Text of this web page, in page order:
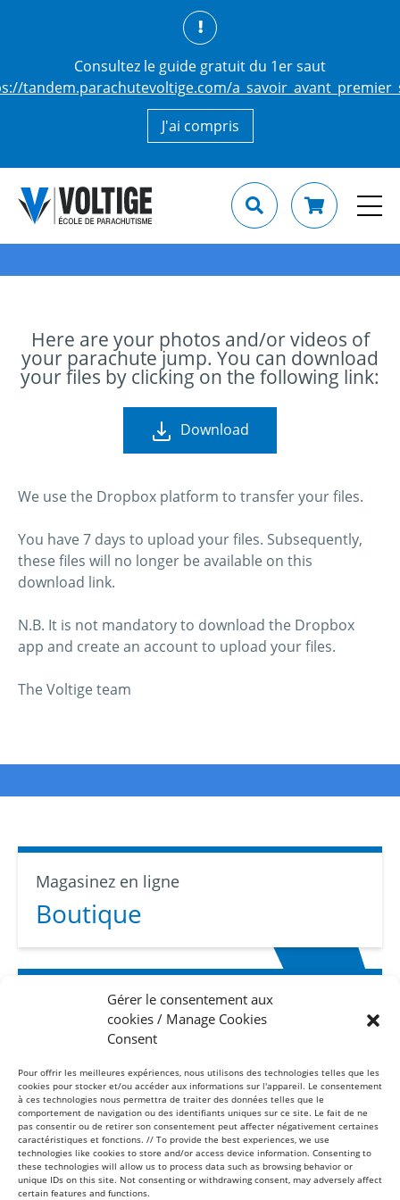
Gérer le consentement aux
cookies / Manage Cookies
Consent
Pour offrir les meilleures expériences, nous utilisons des technologies telles que les
cookies pour stocker et/ou accéder aux informations sur l'appareil. Le consentement
à ces technologies nous permettra de traiter des données telles que le
comportement de navigation ou des identifiants uniques sur ce site. Le fait de ne
pas consentir ou de retirer son consentement peut affecter négativement certaines
caractéristiques et fonctions. // To provide the best experiences, we use
technologies like cookies to store and/or access device information. Consenting to
these technologies will allow us to process data such as browsing behavior or
unique IDs on this site. Not consenting or withdrawing consent, may adversely affect
certain features and functions.
Consultez le guide gratuit du 1er saut
tandem.parachutevoltige.com/
J'ai compris
Here are your photos and/or videos of
your parachute jump. You can download
your files by clicking on the following link:
Download
We use the Dropbox platform to transfer your files.
You have 7 days to upload your files. Subsequently,
these files will no longer be available on this
download link.
N.B. It is not mandatory to download the Dropbox
app and create an account to upload your files.
The Voltige team
Magasinez en ligne
Boutique
Abonnez-vous
Infolettre
Sans frais
1-877-865-8443